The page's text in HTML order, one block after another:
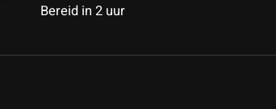
Bereid in 2 uur